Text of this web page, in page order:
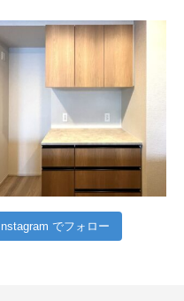
Instagram でフォロー